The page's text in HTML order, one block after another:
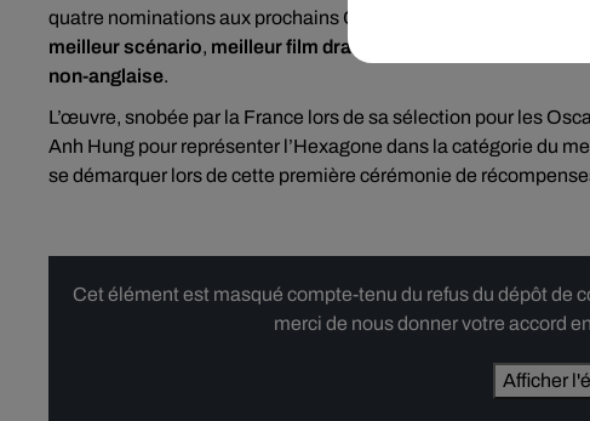
quatre nominations aux prochains Golden Globes. Le long-
meilleur scénario, meilleur film dramatique
non-anglaise.
L’œuvre, snobée par la France lors de sa sélection pour les
Anh Hung pour représenter l’Hexagone dans la catégorie du
se démarquer lors de cette première cérémonie de
Cet élément est masqué compte-tenu du refus du dépôt de
merci de nous donner votre accord
Afficher